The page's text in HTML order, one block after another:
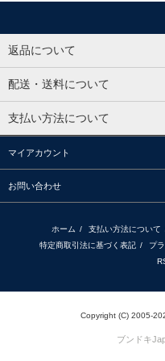
返品について
配送・送料について
支払い方法について
マイアカウント
お問い合わせ
ホーム / 支払い方法について
特定商取引法に基づく表記 / プ
Copyright (C) 2005-
ブンドキ